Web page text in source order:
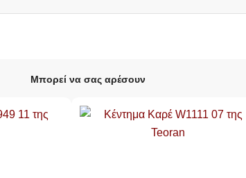
Μπορεί να σας αρέσουν